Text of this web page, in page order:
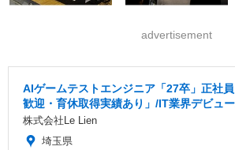
advertisement
AIゲームテストエンジニア「27卒」正社
歓迎・育休取得実績あり」/IT業界デビュ
株式会社Le Lien
埼玉県